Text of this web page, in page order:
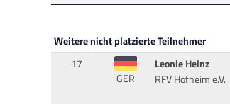
Weitere nicht platzierte Teilnehmer
17
GER
Leonie Heinz
RFV Hofheim e.V.